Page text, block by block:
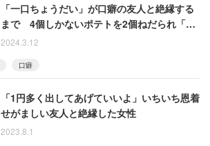
「一口ちょうだい」が口癖の友人と絶縁する
まで 4個しかないポテトを2個ねだられ「そ
れは一口ではなく半分こだ！」
2024.3.12
口癖
「1円多く出してあげていいよ」いちいち恩着
せがましい友人と絶縁した女性
2023.8.1